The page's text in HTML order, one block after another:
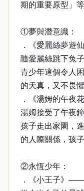
期的重要原型」
①夢與潛意識：
．《愛麗絲夢遊
隨愛麗絲跳下兔
青少年這個令人
的天真，又不畏
．《湯姆的午夜
湯姆接受了午夜
孩子走出家園，
的人際關係，孩
②永恆少年：
．《小王子》